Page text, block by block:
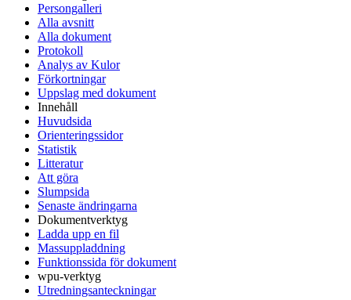
Persongalleri
Alla avsnitt
Alla dokument
Protokoll
Analys av Kulor
Förkortningar
Uppslag med dokument
Innehåll
Huvudsida
Orienteringssidor
Statistik
Litteratur
Att göra
Slumpsida
Senaste ändringarna
Dokumentverktyg
Ladda upp en fil
Massuppladdning
Funktionssida för dokument
wpu-verktyg
Utredningsanteckningar